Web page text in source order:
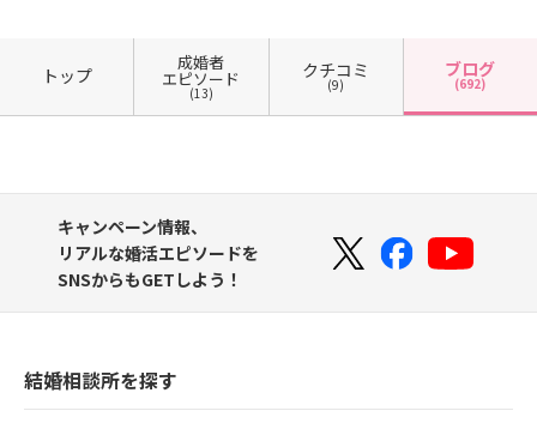
トップ
成婚者
エピソード
(13)
クチコミ
(9)
ブログ
(692)
キャンペーン情報、
リアルな婚活エピソードを
SNSからもGETしよう！
結婚相談所を探す